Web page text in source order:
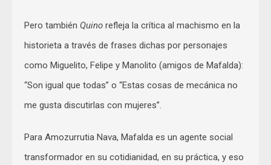
Pero también Quino refleja la crítica al machismo en la
historieta a través de frases dichas por personajes
como Miguelito, Felipe y Manolito (amigos de Mafalda):
“Son igual que todas” o “Estas cosas de mecánica no
me gusta discutirlas con mujeres”.
Para Amozurrutia Nava, Mafalda es un agente social
transformador en su cotidianidad, en su práctica, y eso